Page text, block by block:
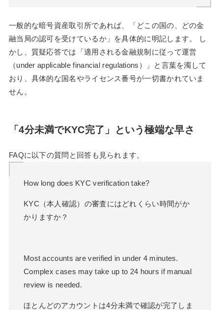
一般的な暗号資産取引所であれば、「どこの国の、どの金
融当局の認可を受けているか」を具体的に明記します。 し
かし、質疑応答では「適用される金融規制に従って運営
（under applicable financial regulations）」と言葉を濁して
おり、具体的な国名やライセンス番号が一切書かれていま
せん。
「4分未満でKYC完了」という極端な早さ
FAQに以下の質問と回答も見られます。
How long does KYC verification take?
KYC（本人確認）の審査にはどれくらい時間がか
かりますか？
Most accounts are verified in under 4 minutes.
Complex cases may take up to 24 hours if manual
review is needed.
ほとんどのアカウントは4分未満で確認が完了しま